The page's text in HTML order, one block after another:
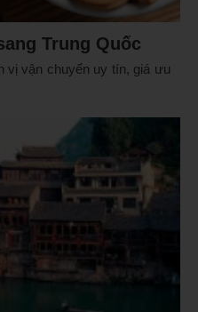
Trung Quốc
vị vận chuyển uy tín, giá ưu